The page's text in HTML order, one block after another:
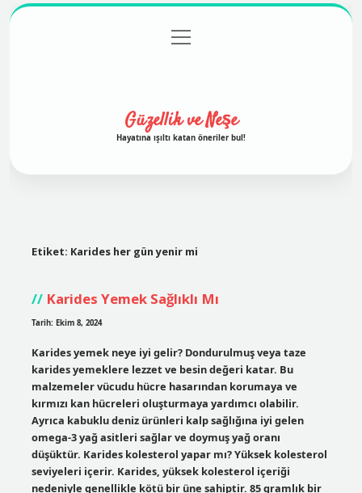
Gizlilik Politikası
menüyü
aç
Güzellik ve Neşe
Hayatına ışıltı katan öneriler bul!
Etiket: Karides her gün yenir mi
Karides Yemek Sağlıklı Mı
Tarih: Ekim 8, 2024
Karides yemek neye iyi gelir? Dondurulmuş veya taze
karides yemeklere lezzet ve besin değeri katar. Bu
malzemeler vücudu hücre hasarından korumaya ve
kırmızı kan hücreleri oluşturmaya yardımcı olabilir.
Ayrıca kabuklu deniz ürünleri kalp sağlığına iyi gelen
omega-3 yağ asitleri sağlar ve doymuş yağ oranı
düşüktür. Karides kolesterol yapar mı? Yüksek kolesterol
seviyeleri içerir. Karides, yüksek kolesterol içeriği
nedeniyle genellikle kötü bir üne sahiptir. 85 gramlık bir